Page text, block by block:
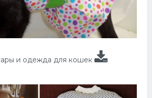
и одежда для кошек